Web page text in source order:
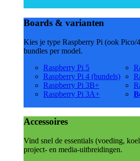
Boards & varianten
Kies je type Raspberry Pi (ook Pico/
bundles per model.
Raspberry Pi 5
Raspberry Pi 4 (bundels)
Raspberry Pi 3B+
Raspberry Pi 3A+
Accessoires
Vind snel de essentials (voeding,
project- en media-uitbreidingen.